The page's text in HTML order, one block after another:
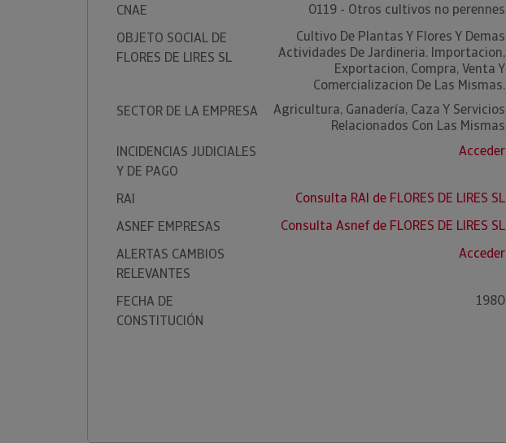
CNAE
0119 - Otros cultivos no perennes
OBJETO SOCIAL DE
FLORES DE LIRES SL
Cultivo De Plantas Y Flores Y Demas
Actividades De Jardineria. Importacion,
Exportacion, Compra, Venta Y
Comercializacion De Las Mismas.
SECTOR DE LA EMPRESA
Agricultura, Ganadería, Caza Y Servicios
Relacionados Con Las Mismas
INCIDENCIAS JUDICIALES
Y DE PAGO
Acceder
RAI
Consulta RAI de FLORES DE LIRES SL
ASNEF EMPRESAS
Consulta Asnef de FLORES DE LIRES SL
ALERTAS CAMBIOS
RELEVANTES
Acceder
FECHA DE
CONSTITUCIÓN
1980